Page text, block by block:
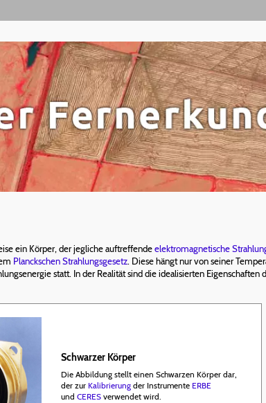
ein Körper, der jegliche auftreffendeelektromagnetische
Planckschen Strahlungsgesetz. Diese hängt nur von seiner
statt. In der Realität sind die idealisierten Eigenschaften
Schwarzer Körper
Die Abbildung stellt einen Schwarzen Körper dar,
der zur Kalibrierung der Instrumente ERBE
undCERES verwendet wird.